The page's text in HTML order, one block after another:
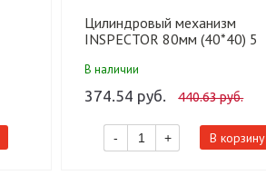
Цилиндровый механизм
INSPECTOR 80мм (40*40) 5
В наличии
374.54 руб. 440.63 руб.
- + В корзину